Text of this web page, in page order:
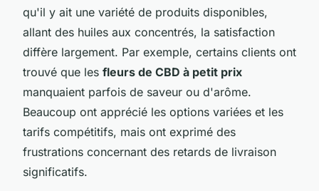
qu'il y ait une variété de produits disponibles,
allant des huiles aux concentrés, la satisfaction
diffère largement. Par exemple, certains clients ont
trouvé que les fleurs de CBD à petit prix
manquaient parfois de saveur ou d'arôme.
Beaucoup ont apprécié les options variées et les
tarifs compétitifs, mais ont exprimé des
frustrations concernant des retards de livraison
significatifs.